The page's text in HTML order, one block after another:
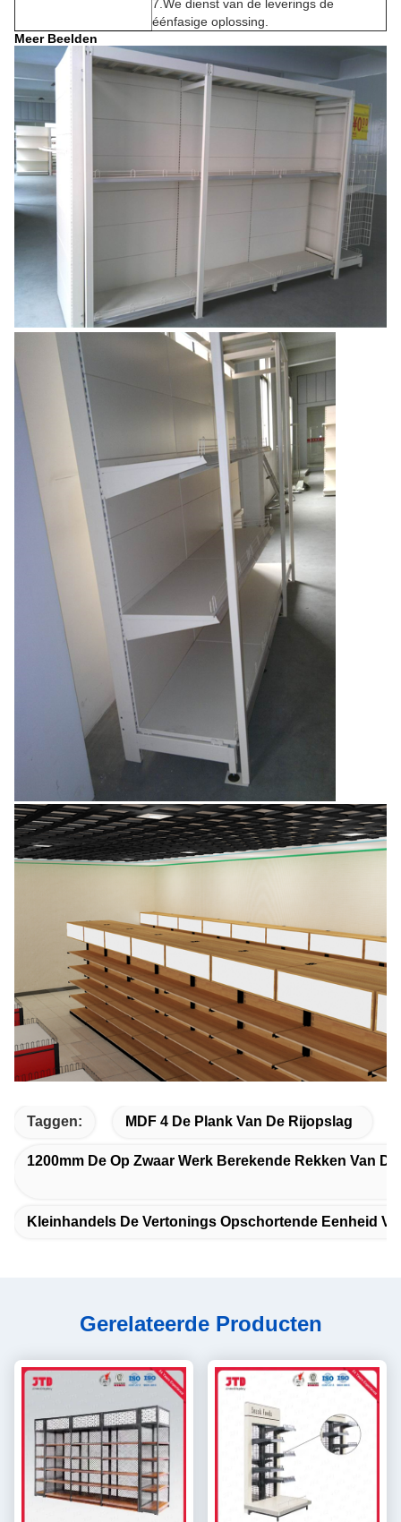
7.We dienst van de leverings de
éénfasige oplossing.
Meer Beelden
Taggen: MDF 4 De Plank Van De Rijopslag
1200mm De Op Zwaar Werk Berekende Rekken Van
Kleinhandels De Vertonings Opschortende Eenheid
Gerelateerde Producten